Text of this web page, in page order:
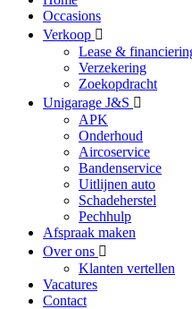
Occasions
Verkoop
Lease &
Verzekering
Zoekopdracht
Unigarage J&S
APK
Onderhoud
Aircoservice
Bandenservice
Uitlijnen auto
Schadeherstel
Pechhulp
Afspraak maken
Over ons
Klanten vertellen
Vacatures
Contact